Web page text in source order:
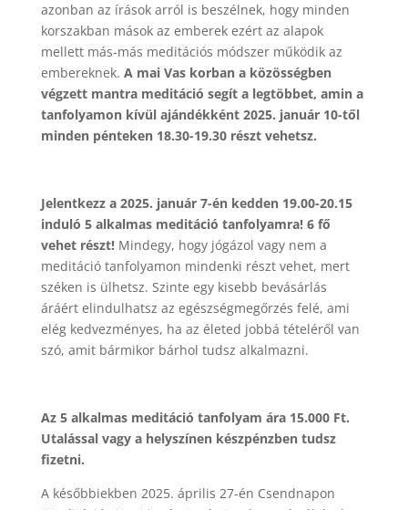
azonban az írások arról is beszélnek, hogy minden
korszakban mások az emberek ezért az alapok
mellett más-más meditációs módszer működik az
embereknek. A mai Vas korban a közösségben
végzett mantra meditáció segít a legtöbbet, amin a
tanfolyamon kívül ajándékként 2025. január 10-től
minden pénteken 18.30-19.30 részt vehetsz.
Jelentkezz a 2025. január 7-én kedden 19.00-20.15
induló 5 alkalmas meditáció tanfolyamra! 6 fő
vehet részt!Mindegy, hogy jógázol vagy nem a
meditáció tanfolyamon mindenki részt vehet, mert
széken is ülhetsz. Szinte egy kisebb bevásárlás
áráért elindulhatsz az egészségmegőrzés felé, ami
elég kedvezményes, ha az életed jobbá tételéről van
szó, amit bármikor bárhol tudsz alkalmazni.
Az 5 alkalmas meditáció tanfolyam ára 15.000 Ft.
Utalással vagy a helyszínen készpénzben tudsz
fizetni.
A későbbiekben 2025. április 27-én Csendnapon